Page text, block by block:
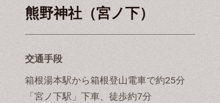
熊野神社（宮ノ下）
交通手段
箱根湯本駅から箱根登山電車で約25分
「宮ノ下駅」下車、徒歩約7分